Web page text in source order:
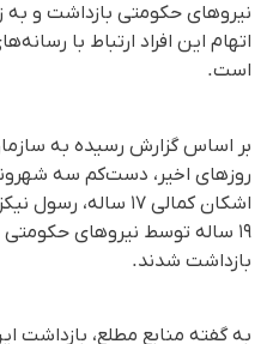
نیروهای حکومتی بازداشت و
اتهام این افراد ارتباط با
است.
بر اساس گزارش رسیده به
روزهای اخیر، دست‌کم سه
۱۹ ساله توسط نیروهای
بازداشت شدند.
به گفته منابع مطلع، بازداشت